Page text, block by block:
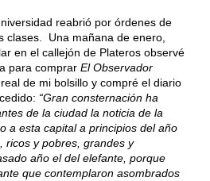
reabrió por órdenes de
clases. Una mañana de enero,
en el callejón de Plateros observé
para comprar El Observador
de mi bolsillo y compré el diario
“Gran consternación ha
de la ciudad la noticia de la
a esta capital a principios del año
ricos y pobres, grandes y
año el del elefante, porque
que contemplaron asombrados